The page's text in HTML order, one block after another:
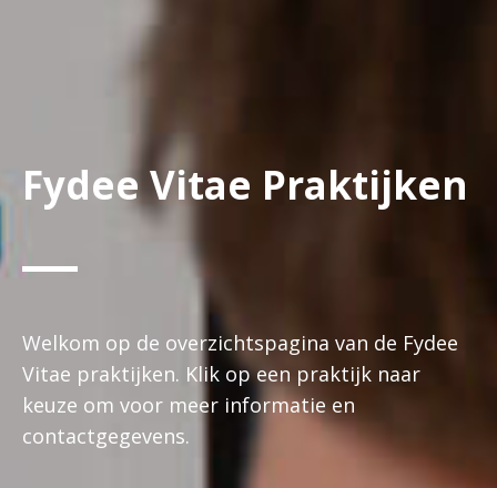
Fydee Vitae Praktijken
Welkom op de overzichtspagina van de Fydee
Vitae praktijken. Klik op een praktijk naar
keuze om voor meer informatie en
contactgegevens.